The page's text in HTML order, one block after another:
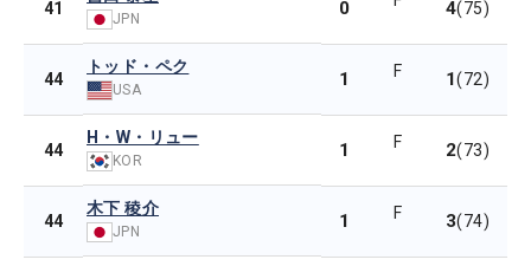
41
JPN 0 4(75)
44
トッド・ペク
USA 1 F 1(72)
44
H・W・リュー
KOR 1 F 2(73)
44
木下 稜介
JPN 1 F 3(74)